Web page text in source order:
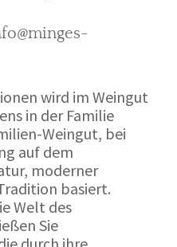
wird im Weingut
in der Familie
Weingut, bei
auf dem
moderner
basiert.
Welt des
Sie